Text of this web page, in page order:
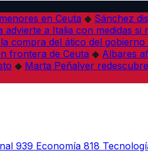
en Ceuta ◆ Sánchez
advierte a Italia con medidas
compra del ático del gobierno
frontera de Ceuta ◆ Albares
◆ Marta Peñalver
939 Economía 818